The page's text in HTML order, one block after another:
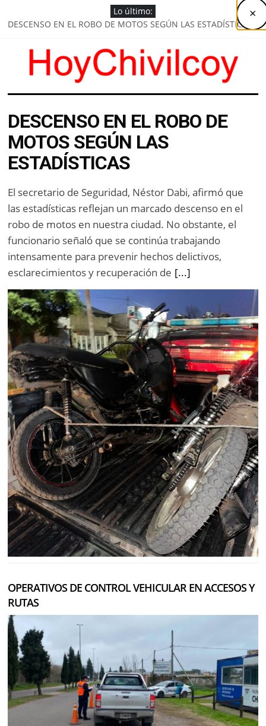
Lo último:
DESCENSO EN EL ROBO DE MOTOS SEGÚN LAS ESTADÍSTICAS
HABRÁ PRESENCIA POLICIAL PERMANENTE EN PLAZAS Y
ESPACIOS PÚBLICOS
SE HACEN GESTIONES PARA LA FINALIZACIÓN DE VIVIENDAS
HoyChivilcoy
Noticias
de
Chivilcoy
DESCENSO EN EL ROBO DE
MOTOS SEGÚN LAS
ESTADÍSTICAS
El secretario de Seguridad, Néstor Dabi, afirmó que
las estadísticas reflejan un marcado descenso en el
robo de motos en nuestra ciudad. No obstante, el
funcionario señaló que se continúa trabajando
intensamente para prevenir hechos delictivos,
esclarecimientos y recuperación de [...]
OPERATIVOS DE CONTROL VEHICULAR EN ACCESOS Y
RUTAS
×